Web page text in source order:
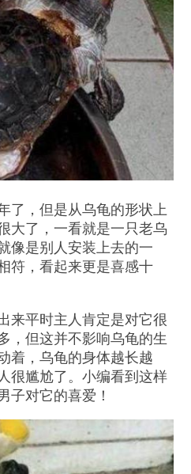
了，但是从乌龟的形状上
大了，一看就是一只老乌
像是别人安装上去的一
符，看起来更是喜感十
来平时主人肯定是对它很
，但这并不影响乌龟的生
着，乌龟的身体越长越
很尴尬了。小编看到这样
子对它的喜爱！